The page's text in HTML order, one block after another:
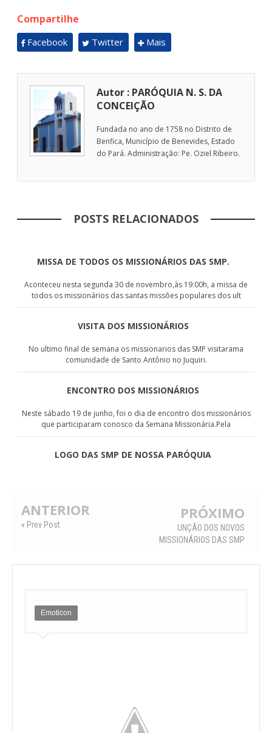
Compartilhe
Facebook Twitter Mais
Autor : PARÓQUIA N. S. DA
CONCEIÇÃO
Fundada no ano de 1758 no Distrito de
Benfica, Município de Benevides, Estado
do Pará. Administração: Pe. Oziel Ribeiro.
POSTS RELACIONADOS
MISSA DE TODOS OS MISSIONÁRIOS DAS SMP.
Aconteceu nesta segunda 30 de novembro,às 19:00h, a missa de
todos os missionários das santas missões populares dos ult
VISITA DOS MISSIONÁRIOS
No ultimo final de semana os missionarios das SMP visitarama
comunidade de Santo Antônio no Juquiri.
ENCONTRO DOS MISSIONÁRIOS
Neste sábado 19 de junho, foi o dia de encontro dos missionários
que participaram conosco da Semana Missionária.Pela
LOGO DAS SMP DE NOSSA PARÓQUIA
ANTERIOR
« Prev Post
PRÓXIMO
UNÇÃO DOS NOVOS
MISSIONÁRIOS DAS SMP
Emoticon